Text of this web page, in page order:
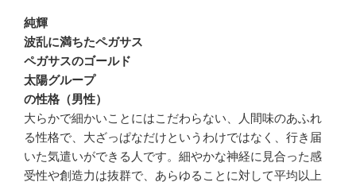
純輝
波乱に満ちたペガサス
ペガサスのゴールド
太陽グループ
の性格（男性）
大らかで細かいことにはこだわらない、人間味のあふれ
る性格で、大ざっぱなだけというわけではなく、行き届
いた気遣いができる人です。細やかな神経に見合った感
受性や創造力は抜群で、あらゆることに対して平均以上